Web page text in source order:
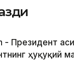
- Президент